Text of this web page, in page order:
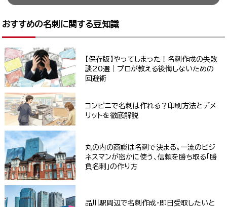
おすすめの名刺に関する豆知識
【保存版】やってしまった！名刺作成の失敗
談20選｜プロが教える後悔しないための
回避術
コンビニで名刺は作れる？印刷方法とデメ
リットを徹底解説
丸の内の商談は名刺で決まる。一流のビジ
ネスマンが密かに使う、信頼を勝ち取る「勝
負名刺」の作り方
品川駅周辺で名刺作成・即日受取したいと